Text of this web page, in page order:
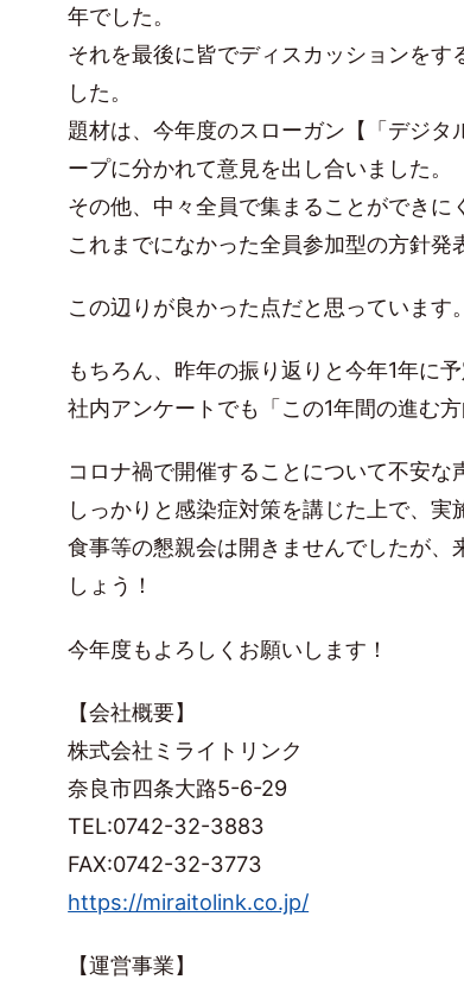
年でした。
それを最後に皆でディスカッションを
した。
題材は、今年度のスローガン【「デジ
ープに分かれて意見を出し合いました。
その他、中々全員で集まることができに
これまでになかった全員参加型の方針発
この辺りが良かった点だと思っています。
もちろん、昨年の振り返りと今年1年に
社内アンケートでも「この1年間の進む
コロナ禍で開催することについて不安な
しっかりと感染症対策を講じた上で、実
食事等の懇親会は開きませんでしたが、
しょう！
今年度もよろしくお願いします！
【会社概要】
株式会社ミライトリンク
奈良市四条大路5-6-29
TEL:0742-32-3883
FAX:0742-32-3773
https://miraitolink.co.jp/
【運営事業】